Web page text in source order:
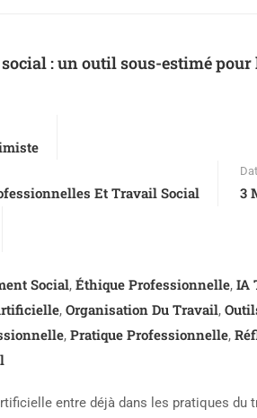
: un outil sous-estimé
Et Travail Social 3
Social, Éthique Professionnelle, IA
, Organisation Du Travail,
, Pratique Professionnelle,
entre déjà dans les pratiques du